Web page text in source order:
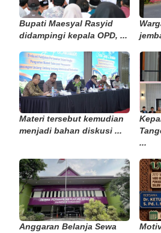
Bupati Maesyal Rasyid
didampingi kepala OPD, ...
Materi tersebut kemudian
menjadi bahan diskusi ...
...
Anggaran Belanja Sewa